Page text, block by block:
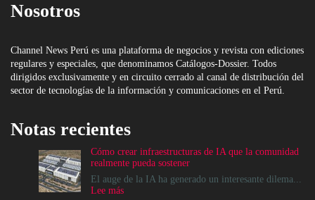
Nosotros
Channel News Perú es una plataforma de negocios y revista con ediciones
regulares y especiales, que denominamos Catálogos-Dossier. Todos
dirigidos exclusivamente y en circuito cerrado al canal de distribución del
sector de tecnologías de la información y comunicaciones en el Perú.
Notas recientes
Cómo crear infraestructuras de IA que la comunidad
realmente pueda sostener
El auge de la IA ha generado un interesante dilema...
Lee más: